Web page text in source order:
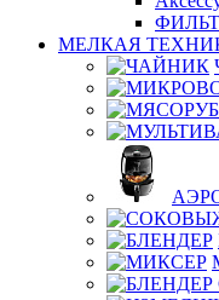
МЕЛКАЯ